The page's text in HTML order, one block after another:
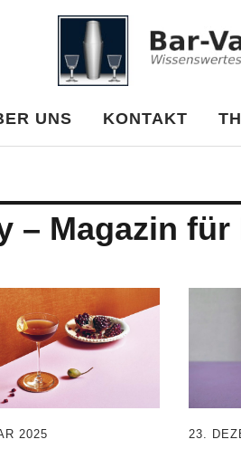
UNS KONTAKT
– Magazin
2025 23.